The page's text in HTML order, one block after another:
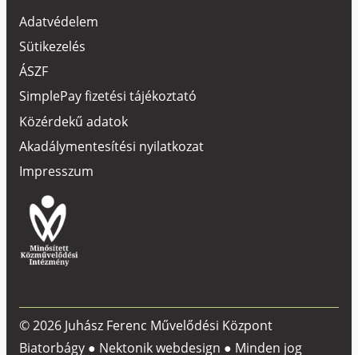
Adatvédelem
Sütikezelés
ÁSZF
SimplePay fizetési tájékoztató
Közérdekű adatok
Akadálymentesítési nyilatkozat
Impresszum
© 2026 Juhász Ferenc Művelődési Központ
Biatorbágy ● Nektonik webdesign ● Minden jog